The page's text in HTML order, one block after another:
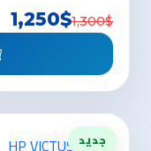
1,300$
1,250$
جديد